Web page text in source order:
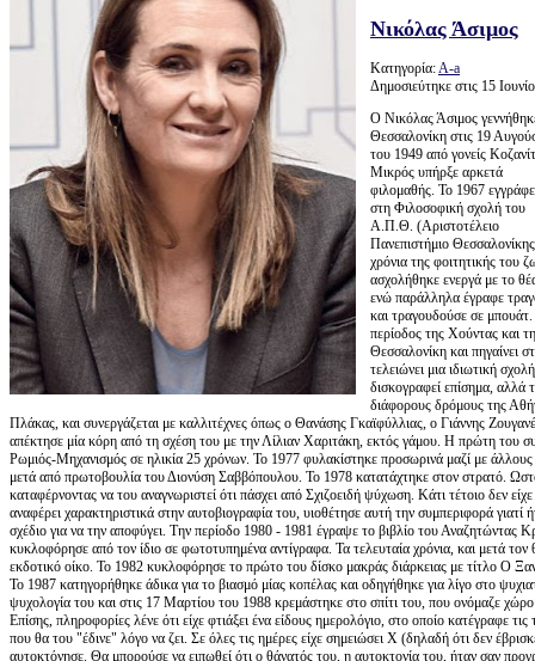
Νικόλας Άσιμος
Κατηγορία: Α-a
Δημοσιεύτηκε στις 15
Ο Νικόλας Άσιμος
Θεσσαλονίκη στις 19
του 1949 από γονείς
Μικρός υπήρξε αρκετά
φιλομαθής. Το 1967
στη Φιλοσοφική σχολή του
Α.Π.Θ. (Αριστοτέλειο
Πανεπιστήμιο
χρόνια της φοιτητικής του
ασχολήθηκε ενεργά με το
ενώ παράλληλα έγραφε
και τραγουδούσε σε
περίοδος της Χούντας και
Θεσσαλονίκη και πηγαίνει
τελειώνει μια ιδιωτική
δισκογραφεί επίσημα, αλλά
διάφορους δρόμους της
Πλάκας, και συνεργάζεται με καλλιτέχνες όπως ο Θανάσης Γκαϊφύλλιας, ο Γιάννης
απέκτησε μία κόρη από τη σχέση του με την Λίλιαν Χαριτάκη, εκτός γάμου. Η πρώτη του
Ρωμιός-Μηχανισμός σε ηλικία 25 χρόνων. Το 1977 φυλακίστηκε προσωρινά μαζί με
μετά από πρωτοβουλία του Διονύση Σαββόπουλου. Το 1978 κατατάχτηκε στον στρατό.
καταφέρνοντας να του αναγνωριστεί ότι πάσχει από Σχιζοειδή ψύχωση. Κάτι τέτοιο δεν
αναφέρει χαρακτηριστικά στην αυτοβιογραφία του, υιοθέτησε αυτή την συμπεριφορά
σχέδιο για να την αποφύγει. Την περίοδο 1980 - 1981 έγραψε το βιβλίο του Αναζητώντας
κυκλοφόρησε από τον ίδιο σε φωτοτυπημένα αντίγραφα. Τα τελευταία χρόνια, και μετά
εκδοτικό οίκο. Το 1982 κυκλοφόρησε το πρώτο του δίσκο μακράς διάρκειας με τίτλο Ο
Το 1987 κατηγορήθηκε άδικα για το βιασμό μίας κοπέλας και οδηγήθηκε για λίγο στο
ψυχολογία του και στις 17 Μαρτίου του 1988 κρεμάστηκε στο σπίτι του, που ονόμαζε
Επίσης, πληροφορίες λένε ότι είχε φτιάξει ένα είδους ημερολόγιο, στο οποίο κατέγραφε
που θα του "έδινε" λόγο να ζει. Σε όλες τις ημέρες είχε σημειώσει Χ (δηλαδή ότι δεν
αυτοκτόνησε. Θα μπορούσε να ειπωθεί ότι ο θάνατός του, η αυτοκτονία του, ήταν σαν